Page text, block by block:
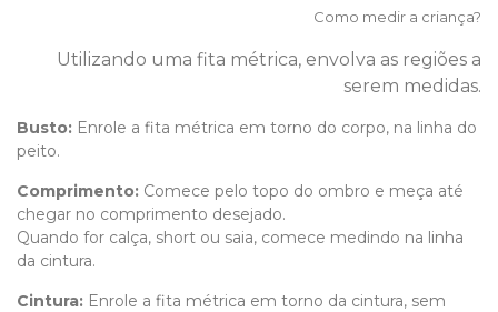
Como medir a criança?
Utilizando uma fita métrica, envolva as regiões a
serem medidas.
Busto: Enrole a fita métrica em torno do corpo, na linha do
peito.
Comprimento: Comece pelo topo do ombro e meça até
chegar no comprimento desejado.
Quando for calça, short ou saia, comece medindo na linha
da cintura.
Cintura: Enrole a fita métrica em torno da cintura, sem